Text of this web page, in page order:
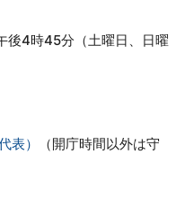
4時45分（土曜日、日曜
表）
（開庁時間以外は守